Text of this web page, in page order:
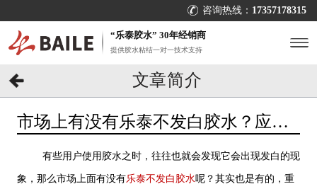
咨询热线： 17357178315
“乐泰胶水” 30年经销商
提供胶水粘结一对一技术支持
文章简介
市场上有没有乐泰不发白胶水？应该
有些用户使用胶水之时，往往也就会发现它会出现发白的现
象，那么市场上面有没有乐泰不发白胶水呢？其实也是有的，重